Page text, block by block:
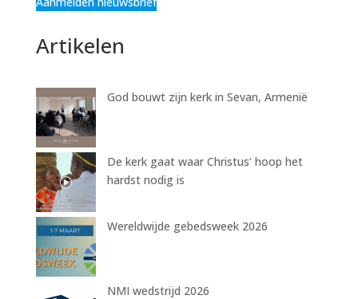
Artikelen
God bouwt zijn kerk in Sevan, Armenië
De kerk gaat waar Christus’ hoop het
hardst nodig is
Wereldwijde gebedsweek 2026
NMI wedstrijd 2026